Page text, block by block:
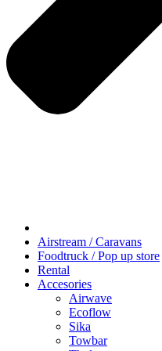
Airstream / Caravans
Foodtruck / Pop up store
Rental
Accesories
Airwave
Ecoflow
Sika
Towbar